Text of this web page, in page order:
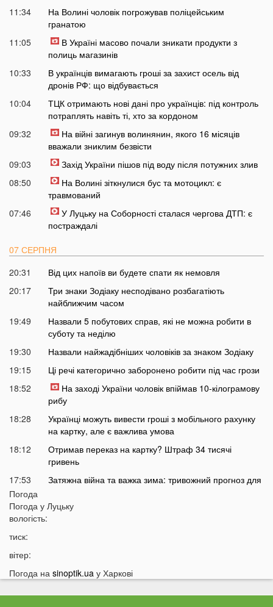
11:34
На Волині чоловік погрожував поліцейським
гранатою
11:05
В Україні масово почали зникати продукти з
полиць магазинів
10:33
В українців вимагають гроші за захист осель від
дронів РФ: що відбувається
10:04
ТЦК отримають нові дані про українців: під контроль
потраплять навіть ті, хто за кордоном
09:32
На війні загинув волинянин, якого 16 місяців
вважали зниклим безвісти
09:03
Захід України пішов під воду після потужних злив
08:50
На Волині зіткнулися бус та мотоцикл: є
травмований
07:46
У Луцьку на Соборності сталася чергова ДТП: є
постраждалі
07 СЕРПНЯ
20:31
Від цих напоїв ви будете спати як немовля
20:17
Три знаки Зодіаку несподівано розбагатіють
найближчим часом
19:49
Назвали 5 побутових справ, які не можна робити в
суботу та неділю
19:30
Назвали найжадібніших чоловіків за знаком Зодіаку
19:15
Ці речі категорично заборонено робити під час грози
18:52
На заході України чоловік впіймав 10-кілограмову
рибу
18:28
Українці можуть вивести гроші з мобільного рахунку
на картку, але є важлива умова
18:12
Отримав переказ на картку? Штраф 34 тисячі
гривень
17:53
Затяжна війна та важка зима: тривожний прогноз для
17:36
На Волині військові ТЦК вибили вікно авто у
17:11
16:38
Стало відомо, чи накриє Волинь негода найближчим
часом
Погода
Погода у Луцьку
вологість:
тиск:
вітер:
Погода на sinoptik.ua у Харкові